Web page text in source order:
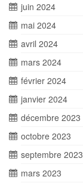
juin 2024
mai 2024
avril 2024
mars 2024
février 2024
janvier 2024
décembre 2023
octobre 2023
septembre 2023
mars 2023